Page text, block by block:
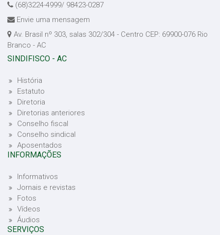
(68)3224-4999/ 98423-0287
Envie uma mensagem
Av. Brasil nº 303, salas 302/304 - Centro CEP: 69900-076 Rio
Branco - AC
SINDIFISCO - AC
História
Estatuto
Diretoria
Diretorias anteriores
Conselho fiscal
Conselho sindical
Aposentados
INFORMAÇÕES
Informativos
Jornais e revistas
Fotos
Vídeos
Áudios
SERVIÇOS